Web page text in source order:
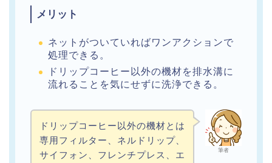
メリット
ネットがついていればワンアクションで
処理できる。
ドリップコーヒー以外の機材を排水溝に
流れることを気にせずに洗浄できる。
筆者
ドリップコーヒー以外の機材とは
専用フィルター、ネルドリップ、
サイフォン、フレンチプレス、エ